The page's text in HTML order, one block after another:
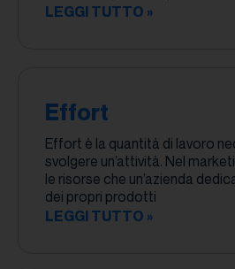
LEGGI TUTTO »
Effort
Effort è la quantità di lavoro
svolgere un’attività. Nel
le risorse che un’azienda
dei propri prodotti
LEGGI TUTTO »